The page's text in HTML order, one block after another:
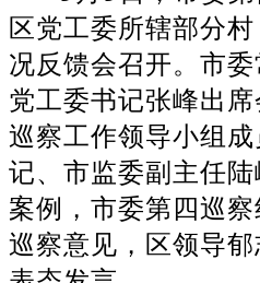
区党工委所辖部分
况反馈会召开。市
党工委书记张峰出
巡察工作领导小组
记、市监委副主任
案例，市委第四巡
巡察意见，区领导